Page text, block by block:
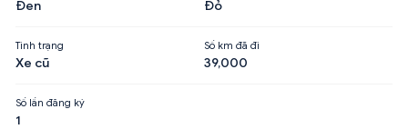
Đen Đỏ
Tình trạng
Xe cũ
Số km đã đi
39,000
Số lần đăng ký
1